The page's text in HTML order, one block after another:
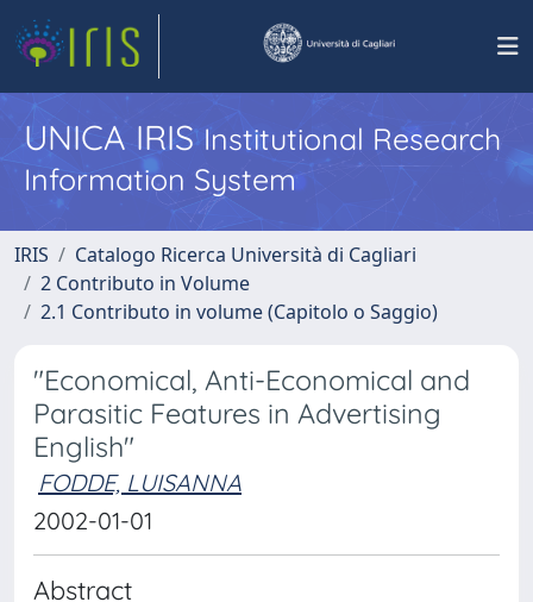
UNICA IRISInstitutional Research
Information System
IRIS
Catalogo Ricerca Università di Cagliari
2 Contributo in Volume
2.1 Contributo in volume (Capitolo o Saggio)
"Economical, Anti-Economical and
Parasitic Features in Advertising
English"
FODDE, LUISANNA
2002-01-01
Abstract